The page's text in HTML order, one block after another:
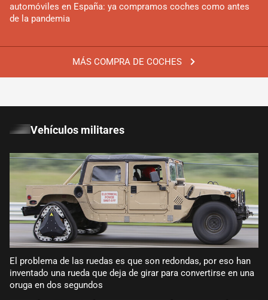
MÁS COMPRA DE COCHES
automóviles en España: ya compramos coches como antes
de la pandemia
Vehículos militares
El problema de las ruedas es que son redondas, por eso han
inventado una rueda que deja de girar para convertirse en una
oruga en dos segundos